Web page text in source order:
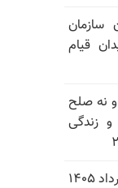
سازمان
قیام
نه صلح
زندگی